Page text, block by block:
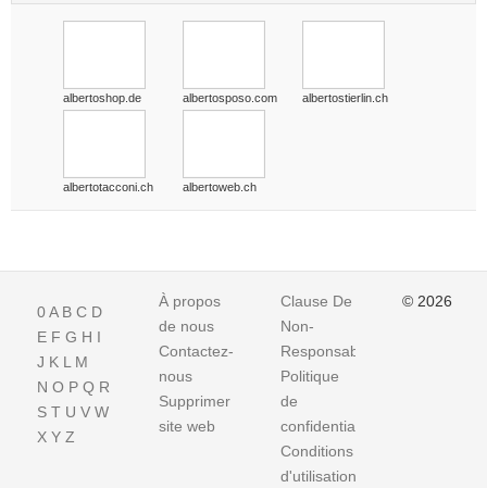
albertoshop.de albertosposo.com albertostierlin.ch
albertotacconi.ch albertoweb.ch
0A B C D
E F G H I
J K L M
N O P Q R
S T U V W
X Y Z
À propos
de nous
Contactez-
nous
Supprimer
site web
Clause De
Non-
Responsabilite
Politique
de
confidentialité
Conditions
d'utilisation
© 2026